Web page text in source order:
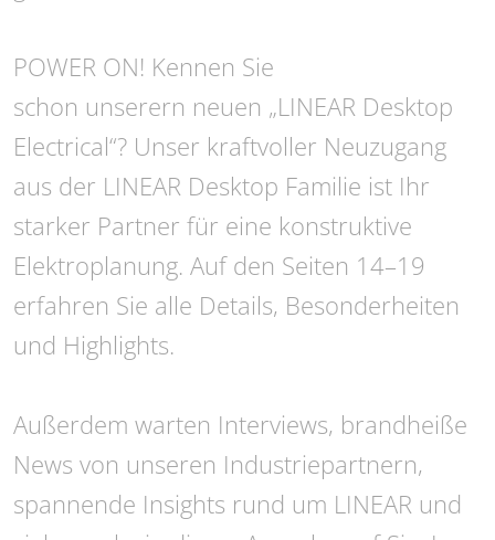
POWER ON! Kennen Sie
schon unserern neuen „LINEAR Desktop
Electrical“? Unser kraftvoller Neuzugang
aus der LINEAR Desktop Familie ist Ihr
starker Partner für eine konstruktive
Elektroplanung. Auf den Seiten 14–19
erfahren Sie alle Details, Besonderheiten
und Highlights.
Außerdem warten Interviews, brandheiße
News von unseren Industriepartnern,
spannende Insights rund um LINEAR und